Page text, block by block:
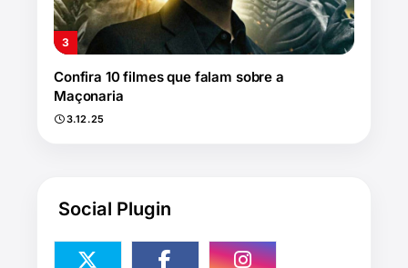
Confira 10 filmes que falam sobre a
Maçonaria
3.12.25
Social Plugin